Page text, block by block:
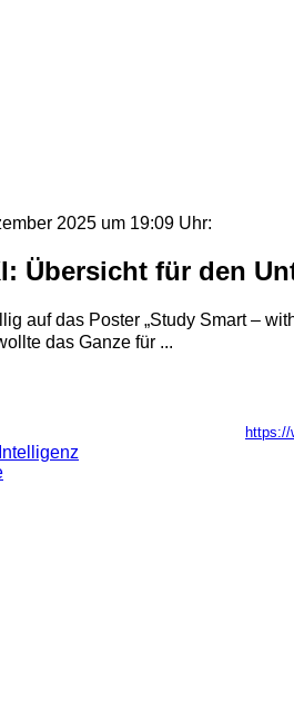
2025 um 19:09 Uhr:
Übersicht für den
auf das Poster „Study Smart –
das Ganze für ...
https://